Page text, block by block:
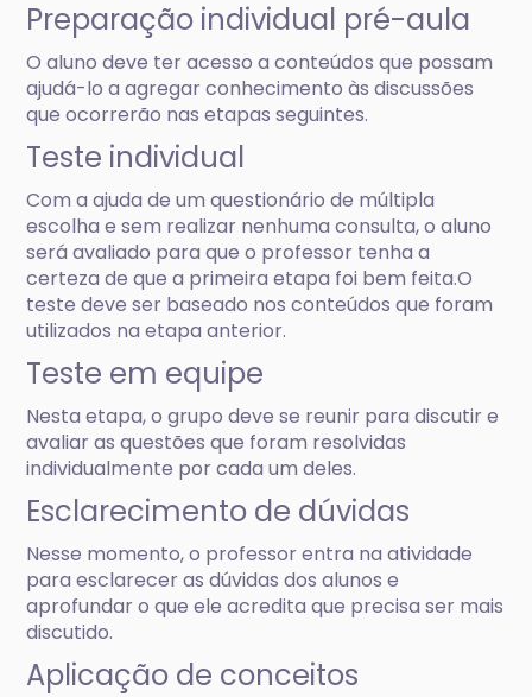
Preparação individual pré-aula
O aluno deve ter acesso a conteúdos que possam
ajudá-lo a agregar conhecimento às discussões
que ocorrerão nas etapas seguintes.
Teste individual
Com a ajuda de um questionário de múltipla
escolha e sem realizar nenhuma consulta, o aluno
será avaliado para que o professor tenha a
certeza de que a primeira etapa foi bem feita.O
teste deve ser baseado nos conteúdos que foram
utilizados na etapa anterior.
Teste em equipe
Nesta etapa, o grupo deve se reunir para discutir e
avaliar as questões que foram resolvidas
individualmente por cada um deles.
Esclarecimento de dúvidas
Nesse momento, o professor entra na atividade
para esclarecer as dúvidas dos alunos e
aprofundar o que ele acredita que precisa ser mais
discutido.
Aplicação de conceitos